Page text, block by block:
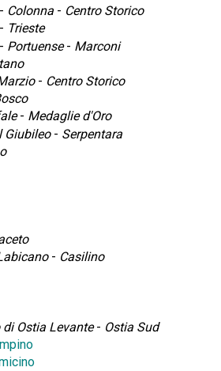
- Colonna - Centro Storico
- Trieste
- Portuense- Marconi
- Centro Storico
- Medaglie d'Oro
Giubileo- Serpentara
- Casilino
di Ostia Levante- Ostia Sud